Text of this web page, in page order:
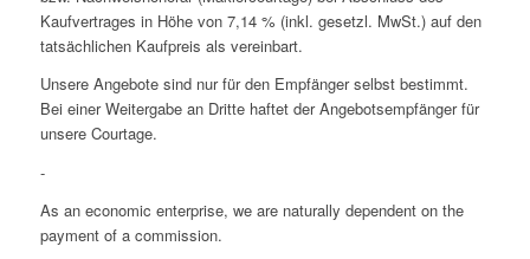
Kaufvertrages in Höhe von 7,14 % (inkl. gesetzl. MwSt.) auf den
tatsächlichen Kaufpreis als vereinbart.
Unsere Angebote sind nur für den Empfänger selbst bestimmt.
Bei einer Weitergabe an Dritte haftet der Angebotsempfänger für
unsere Courtage.
-
As an economic enterprise, we are naturally dependent on the
payment of a commission.